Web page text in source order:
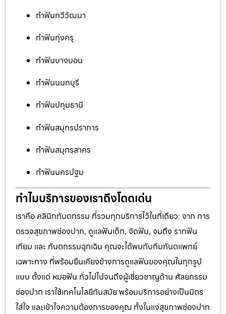
ทำฟันทวีวัฒนา
ทำฟันทุ่งครุ
ทำฟันบางบอน
ทำฟันนนทบุรี
ทำฟันปทุมธานี
ทำฟันสมุทรปราการ
ทำฟันสมุทรสาคร
ทำฟันนครปฐม
ทำไมบริการของเราถึงโดดเด่น
เราคือ คลินิกทันตกรรม ที่รวมทุกบริการไว้ในที่เดียว: จาก การ
ตรวจสุขภาพช่องปาก, ดูแลฟันเด็ก, จัดฟัน, จนถึง รากฟัน
เทียม และ ทันตกรรมฉุกเฉิน คุณจะได้พบกับทีมทันตแพทย์
เฉพาะทาง ที่พร้อมยืนเคียงข้างการดูแลฟันของคุณในทุกรูป
แบบ ตั้งแต่ หมอฟัน ทั่วไปไปจนถึงผู้เชี่ยวชาญด้าน ศัลยกรรม
ช่องปาก เราใช้เทคโนโลยีทันสมัย พร้อมบริการอย่างเป็นมิตร
ใส่ใจ และเข้าใจความต้องการของคุณ ทั้งในแง่สุขภาพช่องปาก